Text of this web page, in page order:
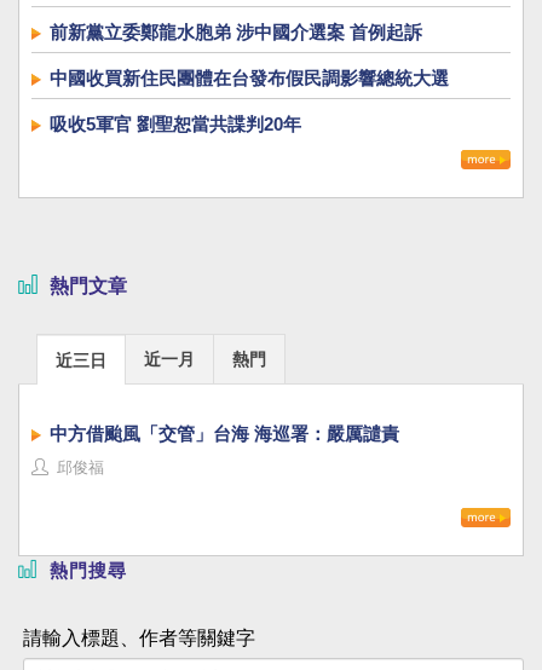
幕後成員 收押6人
前新黨立委鄭龍水胞弟 涉中國介選案 首例起訴
中國收買新住民團體在台發布假民調影響總統大選
吸收5軍官 劉聖恕當共諜判20年
熱門文章
近三日 近一月 熱門
中方借颱風「交管」台海 海巡署：嚴厲譴責
邱俊福
熱門搜尋
請輸入標題、作者等關鍵字